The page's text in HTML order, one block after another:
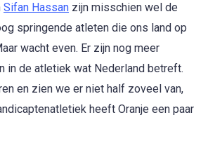
Sifan Hassan zijn misschien wel de
springende atleten die ons land op
wacht even. Er zijn nog meer
in de atletiek wat Nederland betreft.
en zien we er niet half zoveel van,
heeft Oranje een paar